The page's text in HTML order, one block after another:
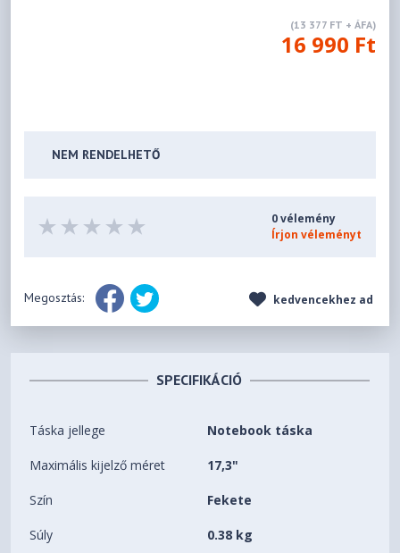
(13 377 FT + ÁFA)
16 990 Ft
NEM RENDELHETŐ
0 vélemény
Írjon véleményt
Megosztás: kedvencekhez ad
SPECIFIKÁCIÓ
Táska jellege Notebook táska
Maximális kijelző méret 17,3"
Szín Fekete
Súly 0.38 kg